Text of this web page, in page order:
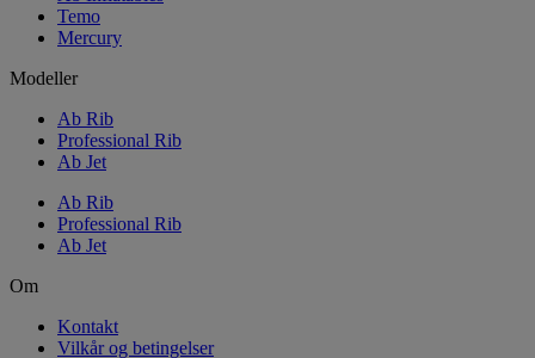
Temo
Mercury
Modeller
Ab Rib
Professional Rib
Ab Jet
Ab Rib
Professional Rib
Ab Jet
Om
Kontakt
Vilkår og betingelser